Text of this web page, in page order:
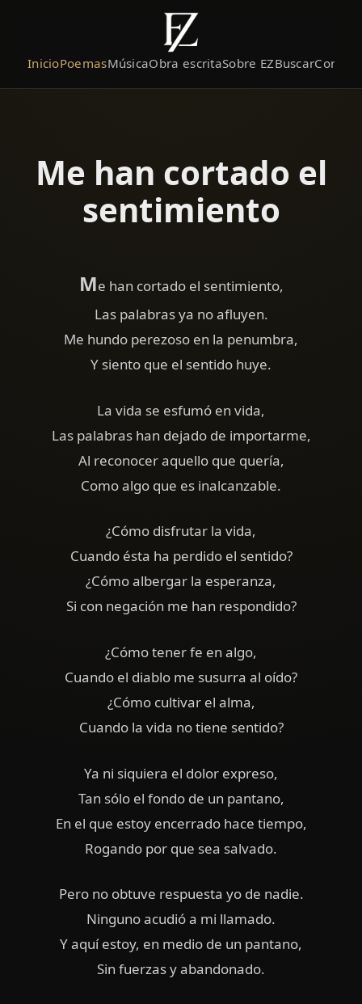
InicioPoemasMúsicaObra escritaSobre EZBuscar
Me han cortado el
sentimiento
Me han cortado el sentimiento,
Las palabras ya no afluyen.
Me hundo perezoso en la penumbra,
Y siento que el sentido huye.
La vida se esfumó en vida,
Las palabras han dejado de importarme,
Al reconocer aquello que quería,
Como algo que es inalcanzable.
¿Cómo disfrutar la vida,
Cuando ésta ha perdido el sentido?
¿Cómo albergar la esperanza,
Si con negación me han respondido?
¿Cómo tener fe en algo,
Cuando el diablo me susurra al oído?
¿Cómo cultivar el alma,
Cuando la vida no tiene sentido?
Ya ni siquiera el dolor expreso,
Tan sólo el fondo de un pantano,
En el que estoy encerrado hace tiempo,
Rogando por que sea salvado.
Pero no obtuve respuesta yo de nadie.
Ninguno acudió a mi llamado.
Y aquí estoy, en medio de un pantano,
Sin fuerzas y abandonado.